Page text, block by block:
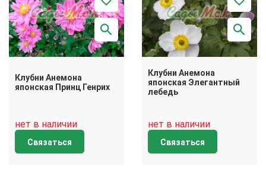
Клубни Анемона
японская Принц Генрих
нет в наличии
Связаться
Клубни Анемона
японская Элегантный
лебедь
нет в наличии
Связаться